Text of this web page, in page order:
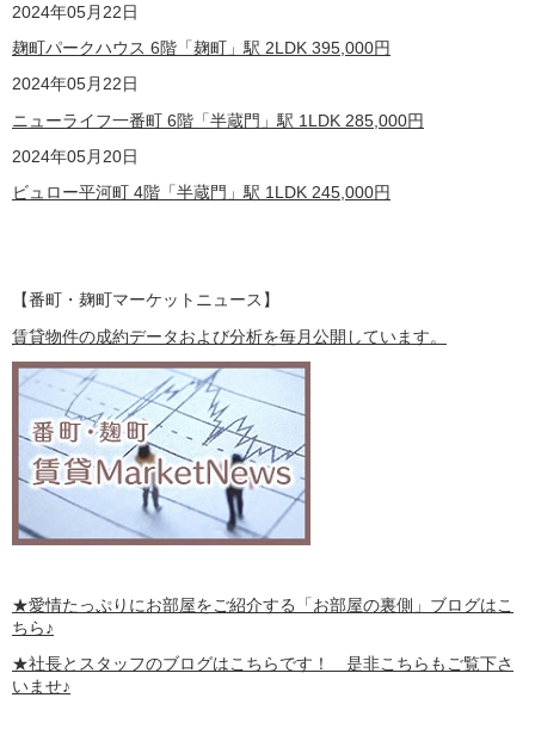
2024年05月22日
麹町パークハウス 6階「麹町」駅 2LDK 395,000円
2024年05月22日
ニューライフ一番町 6階 「半蔵門」駅 1LDK 285,000円
2024年05月20日
ビュロー平河町 4階「半蔵門」駅 1LDK 245,000円
【番町・麹町マーケットニュース】
賃貸物件の成約データおよび分析を毎月公開しています。
★愛情たっぷりにお部屋をご紹介する 「お部屋の裏側」 ブログはこ
ちら♪
★社長とスタッフのブログはこちらです！ 是非こちらもご覧下さ
いませ♪